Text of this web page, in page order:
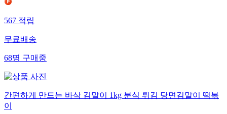
567적립
무료배송
68명구매중
간편하게 만드는 바삭 김말이 1kg 분식 튀김 당면김말이 떡볶
이